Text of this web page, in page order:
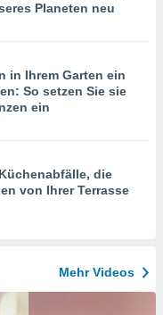
Planeten neu
in Ihrem Garten ein
So setzen Sie sie
ein
die
von Ihrer Terrasse
Mehr Videos